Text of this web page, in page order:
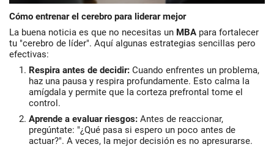
Cómo entrenar el cerebro para liderar mejor
La buena noticia es que no necesitas un MBA para fortalecer
tu "cerebro de líder". Aquí algunas estrategias sencillas pero
efectivas:
Respira antes de decidir: Cuando enfrentes un problema,
haz una pausa y respira profundamente. Esto calma la
amígdala y permite que la corteza prefrontal tome el
control.
Aprende a evaluar riesgos: Antes de reaccionar,
pregúntate: "¿Qué pasa si espero un poco antes de
actuar?". A veces, la mejor decisión es no apresurarse.